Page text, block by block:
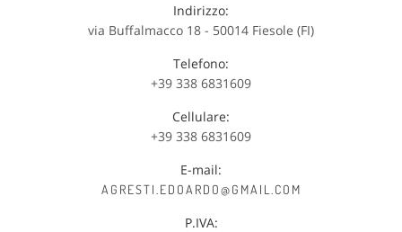
Indirizzo:
via Buffalmacco 18 - 50014 Fiesole (FI)
Telefono:
+39 338 6831609
Cellulare:
+39 338 6831609
E-mail:
AGRESTI.EDOARDO@GMAIL.COM
P.IVA: